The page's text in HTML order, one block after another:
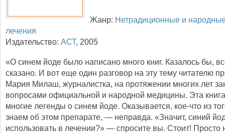
Жанр: Нетрадиционные и
лечения
Издательство: АСТ, 2005
«О синем йоде было написано много книг. Казалось бы,
сказано. И вот еще один разговор на эту тему читателю
Мария Милаш, журналистка, на протяжении многих лет
вопросами официальной и народной медицины. Эта
многие легенды о синем йоде. Оказывается, кое-что из
знаем об этом препарате, — неправда. «Значит, синий
использовать в лечении?» — спросите вы. Стоит! Просто